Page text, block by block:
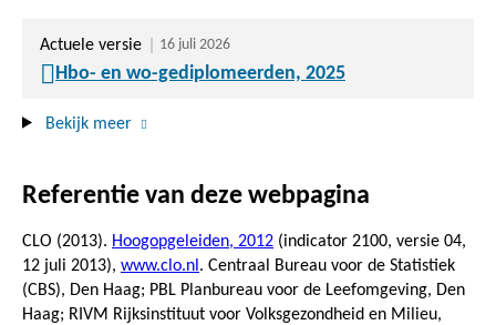
Actuele versie 16 juli 2026
Hbo- en wo-gediplomeerden, 2025
Bekijk meer
Referentie van deze webpagina
CLO (2013). Hoogopgeleiden, 2012 (indicator 2100, versie 04,
12 juli 2013), www.clo.nl . Centraal Bureau voor de Statistiek
(CBS), Den Haag; PBL Planbureau voor de Leefomgeving, Den
Haag; RIVM Rijksinstituut voor Volksgezondheid en Milieu,